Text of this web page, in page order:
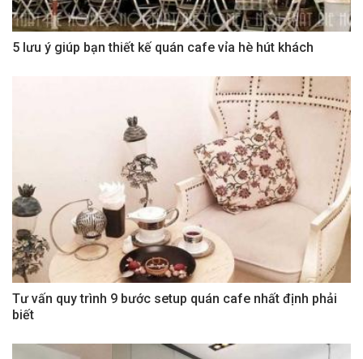
5 lưu ý giúp bạn thiết kế quán cafe vỉa hè hút khách
Tư vấn quy trình 9 bước setup quán cafe nhất định phải
biết